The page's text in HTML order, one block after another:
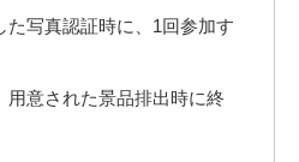
た写真認証時に、1回参加す
用意された景品排出時に終